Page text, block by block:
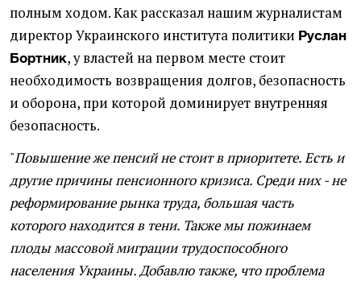
полным ходом. Как рассказал нашим журналистам
директор Украинского института политики Руслан
Бортник, у властей на первом месте стоит
необходимость возвращения долгов, безопасность
и оборона, при которой доминирует внутренняя
безопасность.
"Повышение же пенсий не стоит в приоритете. Есть и
другие причины пенсионного кризиса. Среди них - не
реформирование рынка труда, большая часть
которого находится в тени. Также мы пожинаем
плоды массовой миграции трудоспособного
населения Украины. Добавлю также, что проблема